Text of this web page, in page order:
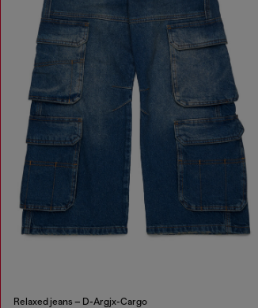
Relaxed jeans – D-Argjx-Cargo